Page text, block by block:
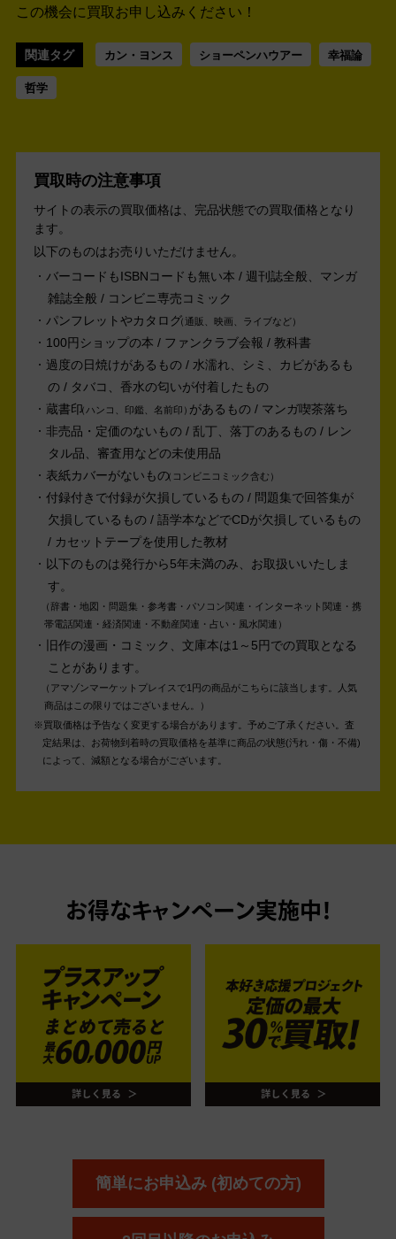
この機会に買取お申し込みください！
関連タグ カン・ヨンス ショーペンハウアー 幸福論
哲学
買取時の注意事項
サイトの表示の買取価格は、完品状態での買取価格となり
ます。
以下のものはお売りいただけません。
バーコードもISBNコードも無い本 / 週刊誌全般、マンガ
雑誌全般 / コンビニ専売コミック
パンフレットやカタログ 通販、映画、ライブなど
100円ショップの本 / ファンクラブ会報 / 教科書
過度の日焼けがあるもの / 水濡れ、シミ、カビがあるも
の / タバコ、香水の匂いが付着したもの
蔵書印 ハンコ、印鑑、名前印
があるもの / マンガ喫茶落ち
非売品・定価のないもの / 乱丁、落丁のあるもの / レン
タル品、審査用などの未使用品
表紙カバーがないもの コンビニコミック含む
付録付きで付録が欠損しているもの / 問題集で回答集が
欠損しているもの / 語学本などでCDが欠損しているもの
/ カセットテープを使用した教材
以下のものは発行から5年未満のみ、お取扱いいたしま
す。
辞書・地図・問題集・参考書・パソコン関連・インターネット関連・携
帯電話関連・経済関連・不動産関連・占い・風水関連
旧作の漫画・コミック、文庫本は1～5円での買取となる
ことがあります。
アマゾンマーケットプレイスで1円の商品がこちらに該当します。人気
商品はこの限りではございません。
買取価格は予告なく変更する場合があります。予めご了承ください。 査
定結果は、お荷物到着時の買取価格を基準に商品の状態(汚れ・傷・不備)
によって、減額となる場合がございます。
お得なキャンペーン実施中！
簡単にお申込み (初めての方)